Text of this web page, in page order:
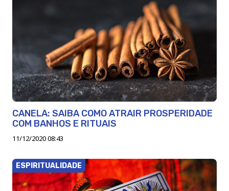
CANELA: SAIBA COMO ATRAIR PROSPERIDADE
COM BANHOS E RITUAIS
11/12/2020 08:43
ESPIRITUALIDADE